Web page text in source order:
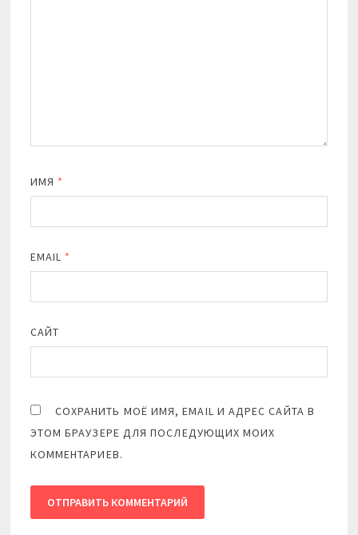
ИМЯ *
EMAIL *
САЙТ
СОХРАНИТЬ МОЁ ИМЯ, EMAIL И АДРЕС САЙТА В
ЭТОМ БРАУЗЕРЕ ДЛЯ ПОСЛЕДУЮЩИХ МОИХ
КОММЕНТАРИЕВ.